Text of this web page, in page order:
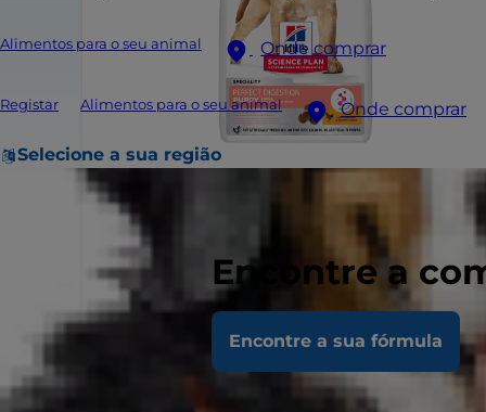
Alimentos para o seu animal Onde comprar
Registar Alimentos para o seu animal Onde comprar
Selecione a sua região
Encontre a
Encontre a sua fórmula